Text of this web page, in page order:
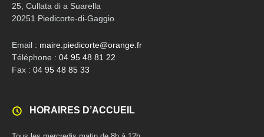
25, Cullata di a Suarella
20251 Piedicorte-di-Gaggio
Email : maire.piedicorte@orange.fr
Téléphone : 04 95 48 81 22
Fax : 04 95 48 85 33
HORAIRES D’ACCUEIL